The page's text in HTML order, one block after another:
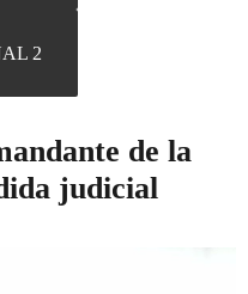
2
de la
judicial